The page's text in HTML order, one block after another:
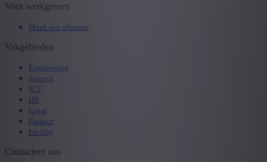
Voor werkgevers
Maak een afspraak
Vakgebieden
Engineering
Science
ICT
HR
Legal
Finance
Facility
Contacteer ons